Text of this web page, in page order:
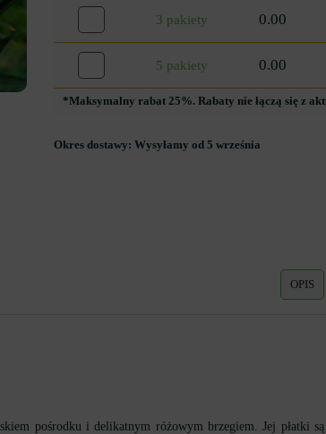
3 pakiety 0.00
5 pakiety 0.00
*Maksymalny rabat 25%. Rabaty nie łączą się z
Okres dostawy: Wysyłamy od 5 września
OPIS
pośrodku i delikatnym różowym brzegiem. Jej płatki